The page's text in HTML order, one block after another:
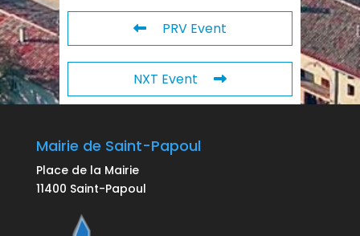
PRV Event
NXT Event
Mairie de Saint-Papoul
Place de la Mairie
11400 Saint-Papoul